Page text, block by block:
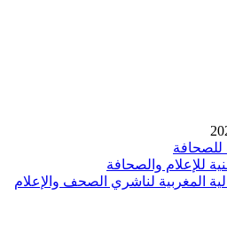
للصحافة
للإعلام والصحافة
المغربية لناشري الصحف والإعلام